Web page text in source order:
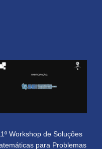
Workshop de Soluções
para Problemas